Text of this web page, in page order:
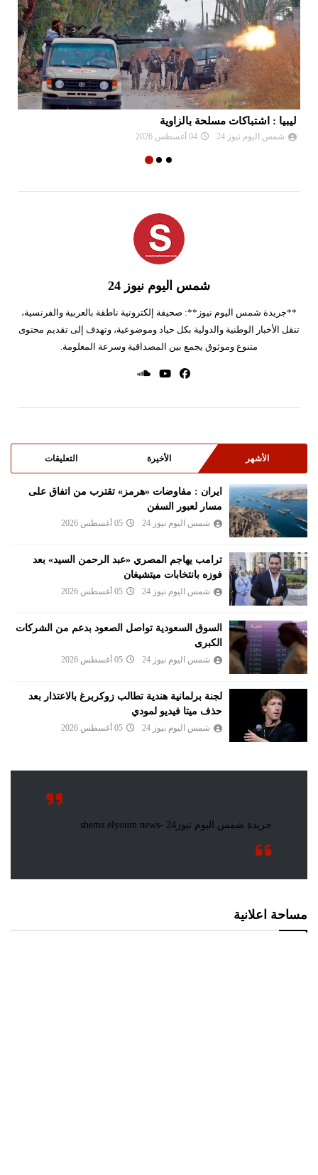
ليبيا : اشتباكات مسلحة بالزاوية
شمس اليوم نيوز 24 04 أغسطس 2026
شمس اليوم نيوز 24
**جريدة شمس اليوم نيوز**: صحيفة إلكترونية ناطقة بالعربية والفرنسية،
تنقل الأخبار الوطنية والدولية بكل حياد وموضوعية، وتهدف إلى تقديم محتوى
متنوع وموثوق يجمع بين المصداقية وسرعة المعلومة.
الأشهر الأخيرة التعليقات
ايران : مفاوضات «هرمز» تقترب من اتفاق على
مسار لعبور السفن
شمس اليوم نيوز 24 05 أغسطس 2026
ترامب يهاجم المصري «عبد الرحمن السيد» بعد
فوزه بانتخابات ميتشيغان
شمس اليوم نيوز 24 05 أغسطس 2026
السوق السعودية تواصل الصعود بدعم من الشركات
الكبرى
شمس اليوم نيوز 24 05 أغسطس 2026
لجنة برلمانية هندية تطالب زوكربرغ بالاعتذار بعد
حذف ميتا فيديو لمودي
شمس اليوم نيوز 24 05 أغسطس 2026
مساحة اعلانية